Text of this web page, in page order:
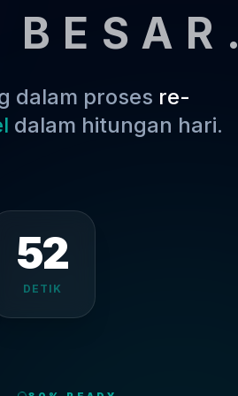
dalam proses re-
dalam hitungan hari.
51
DETIK